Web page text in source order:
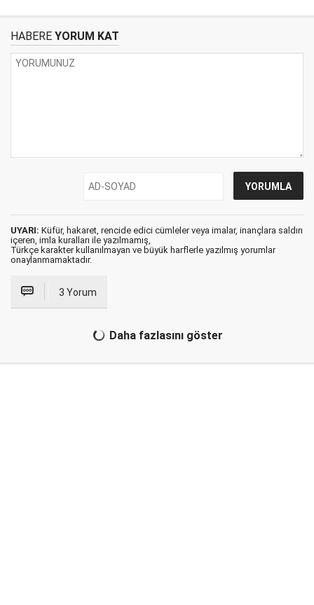
HABERE YORUM KAT
UYARI: Küfür, hakaret, rencide edici cümleler veya imalar, inançlara saldırı
içeren, imla kuralları ile yazılmamış,
Türkçe karakter kullanılmayan ve büyük harflerle yazılmış yorumlar
onaylanmamaktadır.
3 Yorum
Daha fazlasını göster